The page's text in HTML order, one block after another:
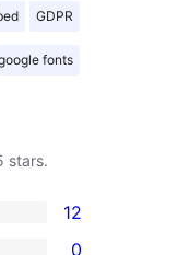
GDPR
fonts
stars.
12
0